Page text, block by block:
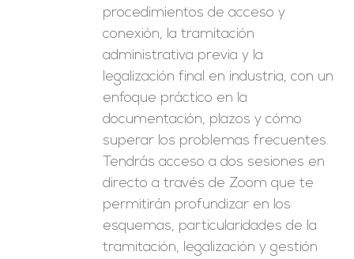
procedimientos de acceso y
conexión, la tramitación
administrativa previa y la
legalización final en industria, con un
enfoque práctico en la
documentación, plazos y cómo
superar los problemas frecuentes.
Tendrás acceso a dos sesiones en
directo a través de Zoom que te
permitirán profundizar en los
esquemas, particularidades de la
tramitación, legalización y gestión